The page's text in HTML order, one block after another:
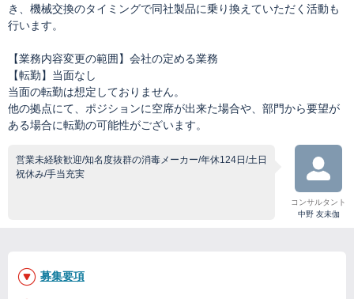
き、機械交換のタイミングで同社製品に乗り換えていただく活動も
行います。
【業務内容変更の範囲】会社の定める業務
【転勤】当面なし
当面の転勤は想定しておりません。
他の拠点にて、ポジションに空席が出来た場合や、部門から要望が
ある場合に転勤の可能性がございます。
営業未経験歓迎/知名度抜群の消毒メーカー/年休124日/土日
祝休み/手当充実
コンサルタント
中野 友未伽
募集要項